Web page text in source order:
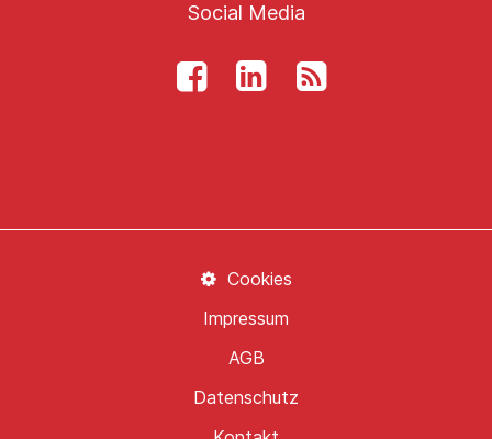
Social Media
Datenschutz
AGB
Impressum
Cookies